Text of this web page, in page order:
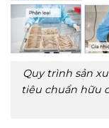
Quy trình sản
tiêu chuẩn hữu